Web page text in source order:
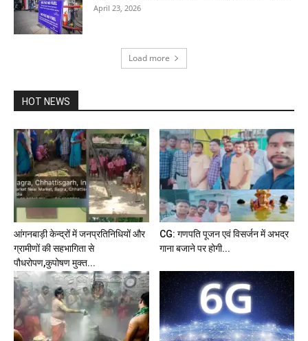
April 23, 2026
Load more
HOT NEWS
आंगनबाड़ी केन्द्रों में जनप्रतिनिधियों और
ग्रामीणों की सहभागिता से
पौधरोपण,कुपोषण मुक्त...
CG: गणपति पूजन एवं विसर्जन में अभद्र
गाना बजाने पर होगी...